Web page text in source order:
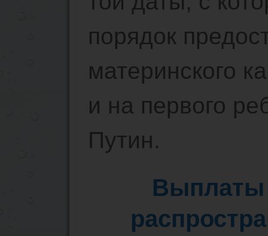
порядок
материнского
и на первого
Путин.